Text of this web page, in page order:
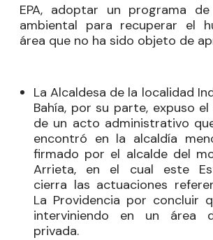
EPA, adoptar un programa de
ambiental para recuperar el
área que no ha sido objeto de
La Alcaldesa de la localidad
Bahía, por su parte, expuso
de un acto administrativo
encontró en la alcaldía
firmado por el alcalde del
Arrieta, en el cual este
cierra las actuaciones
La Providencia por concluir
interviniendo en un área
privada.